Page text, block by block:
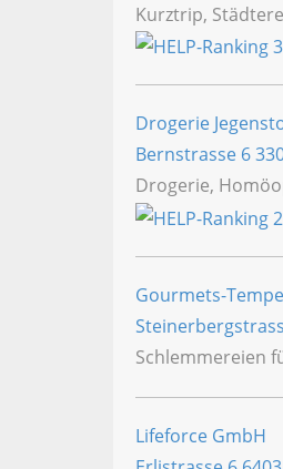
Kurztrip,
Drogerie
Bernstrasse 6
Drogerie,
Gourmets-
Schlemmereien
Lifeforce GmbH